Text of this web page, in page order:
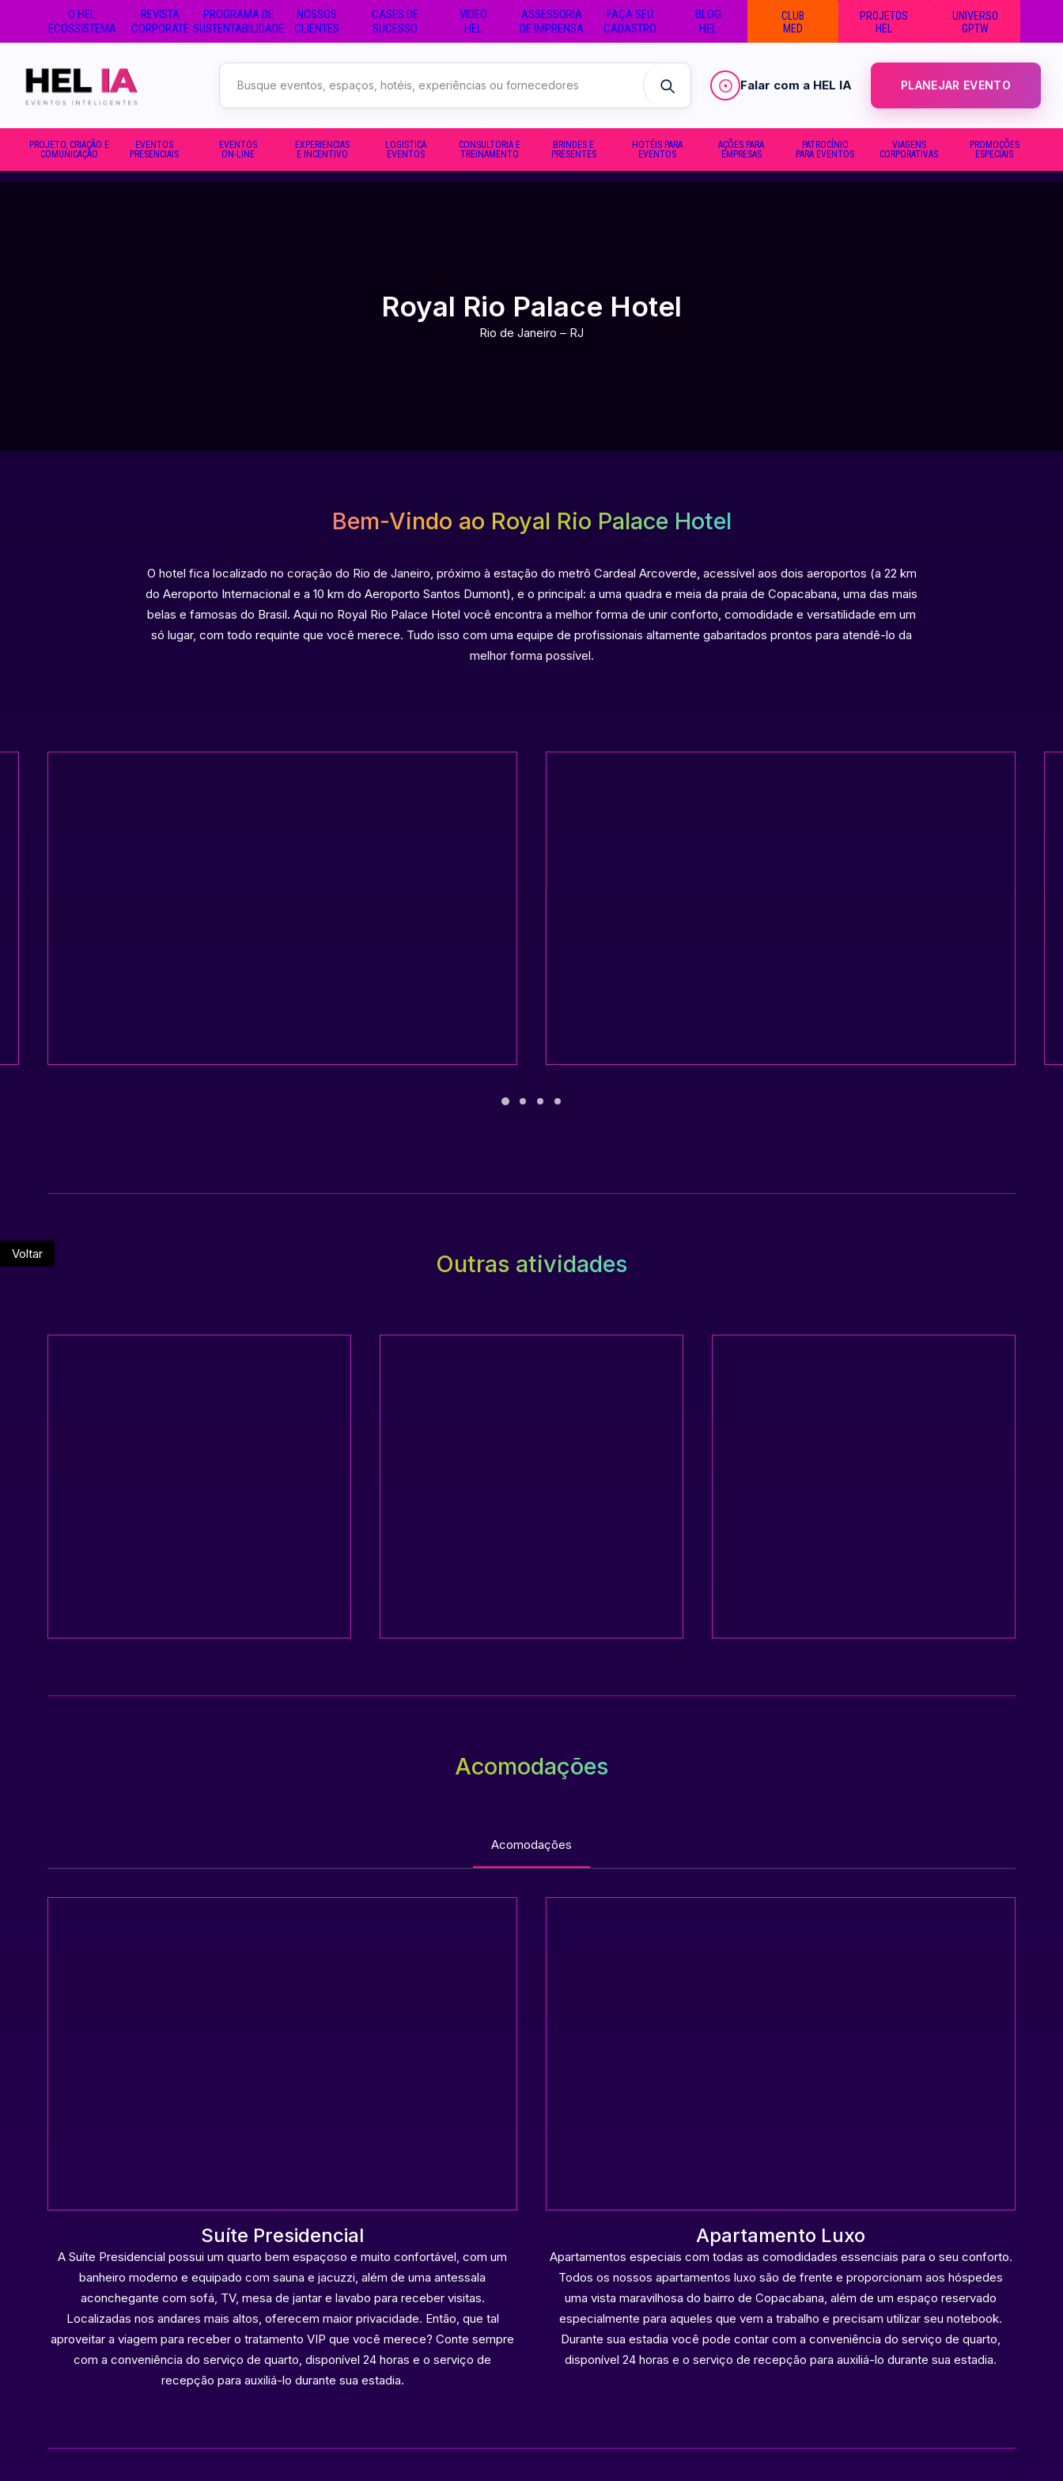
O HEL
ECOSSISTEMA
REVISTA
CORPORATE
PROGRAMA DE
SUSTENTABILIDADE
NOSSOS
CLIENTES
CASES DE
SUCESSO
VIDEO
HEL
ASSESSORIA
DE IMPRENSA
FAÇA SEU
CADASTRO
BLOG
HEL
CLUB
MED
PROJETOS
HEL
UNIVERSO
GPTW
Falar com a HEL IA PLANEJAR EVENTO
PROJETO, CRIAÇÃO E
COMUNICAÇÃO
EVENTOS
PRESENCIAIS
EVENTOS
ON-LINE
EXPERIENCIAS
E INCENTIVO
LOGISTICA
EVENTOS
CONSULTORIA E
TREINAMENTO
BRINDES E
PRESENTES
HOTÉIS PARA
EVENTOS
AÇÕES PARA
EMPRESAS
PATROCÍNIO
PARA EVENTOS
VIAGENS
CORPORATIVAS
PROMOÇÕES
ESPECIAIS
Royal Rio Palace Hotel
Rio de Janeiro – RJ
Bem-Vindo ao Royal Rio Palace Hotel
O hotel fica localizado no coração do Rio de Janeiro, próximo à estação do metrô Cardeal Arcoverde, acessível aos dois aeroportos (a 22 km
do Aeroporto Internacional e a 10 km do Aeroporto Santos Dumont), e o principal: a uma quadra e meia da praia de Copacabana, uma das mais
belas e famosas do Brasil. Aqui no Royal Rio Palace Hotel você encontra a melhor forma de unir conforto, comodidade e versatilidade em um
só lugar, com todo requinte que você merece. Tudo isso com uma equipe de profissionais altamente gabaritados prontos para atendê-lo da
melhor forma possível.
Outras atividades
Acomodações
Acomodações
Suíte Presidencial
A Suíte Presidencial possui um quarto bem espaçoso e muito confortável, com um
banheiro moderno e equipado com sauna e jacuzzi, além de uma antessala
aconchegante com sofá, TV, mesa de jantar e lavabo para receber visitas.
Localizadas nos andares mais altos, oferecem maior privacidade. Então, que tal
aproveitar a viagem para receber o tratamento VIP que você merece? Conte sempre
com a conveniência do serviço de quarto, disponível 24 horas e o serviço de
recepção para auxiliá-lo durante sua estadia.
Apartamento Luxo
Apartamentos especiais com todas as comodidades essenciais para o seu conforto.
Todos os nossos apartamentos luxo são de frente e proporcionam aos hóspedes
uma vista maravilhosa do bairro de Copacabana, além de um espaço reservado
especialmente para aqueles que vem a trabalho e precisam utilizar seu notebook.
Durante sua estadia você pode contar com a conveniência do serviço de quarto,
disponível 24 horas e o serviço de recepção para auxiliá-lo durante sua estadia.
Voltar